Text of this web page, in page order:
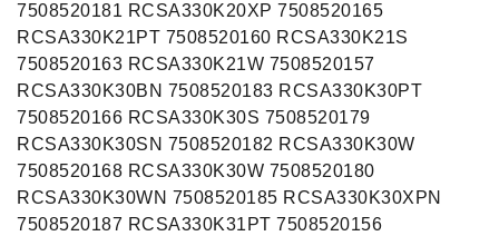
7508520181 RCSA330K20XP 7508520165
RCSA330K21PT 7508520160 RCSA330K21S
7508520163 RCSA330K21W 7508520157
RCSA330K30BN 7508520183 RCSA330K30PT
7508520166 RCSA330K30S 7508520179
RCSA330K30SN 7508520182 RCSA330K30W
7508520168 RCSA330K30W 7508520180
RCSA330K30WN 7508520185 RCSA330K30XPN
7508520187 RCSA330K31PT 7508520156